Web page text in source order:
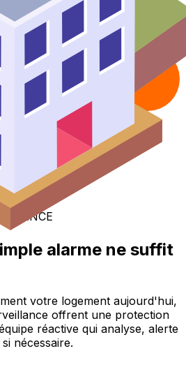
alarme ne suffit
votre logement aujourd'hui,
offrent une protection
réactive qui analyse, alerte
nécessaire.